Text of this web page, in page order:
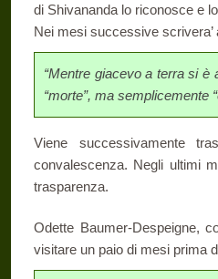
di Shivananda lo riconosce e
Nei mesi successive
“Mentre giacevo a terra si è
“morte”, ma semplicemente
Viene successivamente
convalescenza. Negli ultimi
trasparenza.
Odette Baumer-Despeigne,
visitare un paio di mesi prima